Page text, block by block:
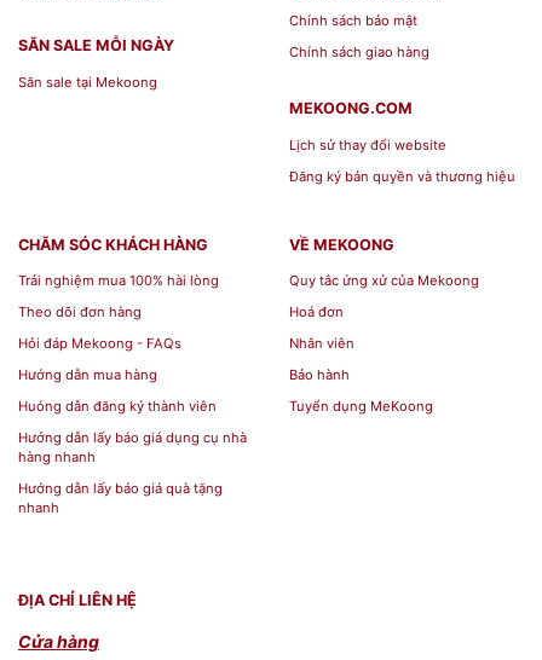
SĂN SALE MỖI NGÀY
Săn sale tại Mekoong
Chính sách bảo mật
Chính sách giao hàng
MEKOONG.COM
Lịch sử thay đổi website
Đăng ký bản quyền và thương hiệu
CHĂM SÓC KHÁCH HÀNG
Trải nghiệm mua 100% hài lòng
Theo dõi đơn hàng
Hỏi đáp Mekoong - FAQs
Hướng dẫn mua hàng
Huóng dẫn đăng ký thành viên
Hướng dẫn lấy báo giá dụng cụ nhà
hàng nhanh
Hướng dẫn lấy báo giá quà tặng
nhanh
VỀ MEKOONG
Quy tắc ứng xử của Mekoong
Hoá đơn
Nhân viên
Bảo hành
Tuyển dụng MeKoong
ĐỊA CHỈ LIÊN HỆ
Cửa hàng